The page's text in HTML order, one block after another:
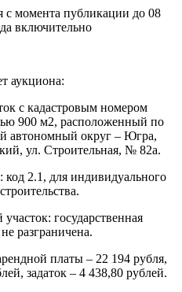
с момента публикации до 08
включительно
аукциона:
с кадастровым номером
900 м2, расположенный по
автономный округ – Югра,
ул. Строительная, № 82а.
код 2.1, для индивидуального
государственная
разграничена.
платы – 22 194 рубля,
задаток – 4 438,80 рублей.